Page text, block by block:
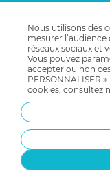
nos
Nous utilisons des
mesurer
réseaux sociaux et
Vous pouvez
accepter ou non
PERSONNALISER
cookies, consultez